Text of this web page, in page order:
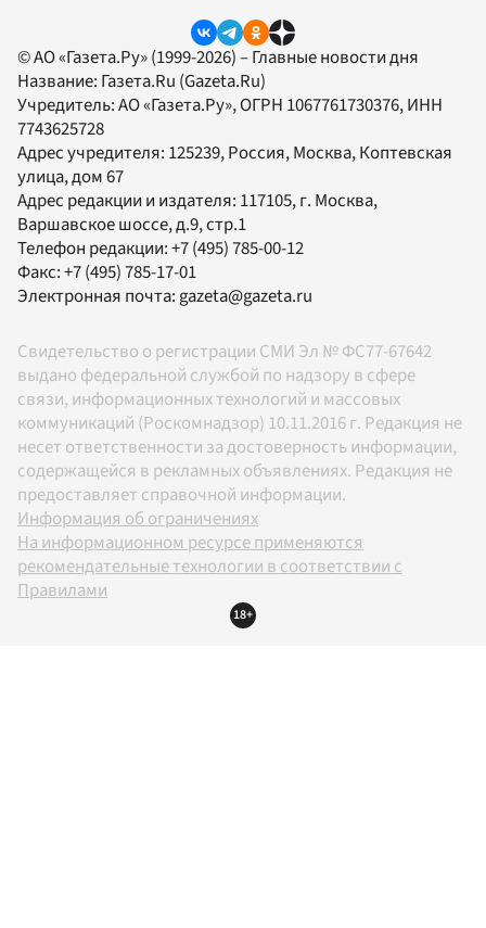
© АО «Газета.Ру» (1999-2026) – Главные новости дня
Название: Газета.Ru (Gazeta.Ru)
Учредитель:АО «Газета.Ру», ОГРН 1067761730376, ИНН
7743625728
Адрес учредителя: 125239, Россия, Москва, Коптевская
улица, дом 67
Адрес редакции и издателя: 117105, г. Москва,
Варшавское шоссе, д.9, стр.1
Телефон редакции:+7 (495) 785-00-12
Факс:+7 (495) 785-17-01
Электронная почта: gazeta@gazeta.ru
Свидетельство о регистрации СМИ Эл № ФС77-67642
выдано федеральной службой по надзору в сфере
связи, информационных технологий и массовых
коммуникаций (Роскомнадзор) 10.11.2016 г. Редакция не
несет ответственности за достоверность информации,
содержащейся в рекламных объявлениях. Редакция не
предоставляет справочной информации.
Информация об ограничениях
На информационном ресурсе применяются
рекомендательные технологии в соответствии с
Правилами
18+